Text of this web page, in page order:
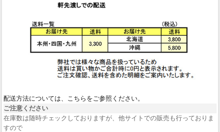
配送方法については、こちらをご参照ください。
ご注意ください
在庫数は随時チェックしておりますが、他サイトでの販売も行っておりま
すので